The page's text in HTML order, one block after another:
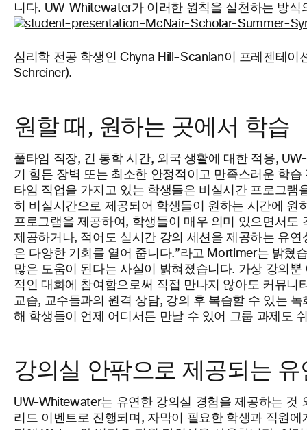
니다. UW-Whitewater가 이러한 원칙을 실천하는 방
심리학 전공 학생인 Chyna Hill-Scanlan이 프레젠테
Schreiner).
원할 때, 원하는 곳에서 학습
풀타임 직장, 긴 통학 시간, 외국 생활에 대한 적응,
기 힘든 장벽 또는 최소한 안정적이고 만족스러운 학
타임 직업을 가지고 있는 학생들은 비실시간 프로그
히 비실시간으로 제공되어 학생들이 원하는 시간에
프로그램을 제공하여, 학생들이 매우 의미 있으면서
제공하거나, 적어도 실시간 강의 세션을 제공하는 유
은 다양한 기회를 열어 줍니다.”라고 Mortimer는 밝혔
많은 도움이 된다는 사실이 밝혀졌습니다. 가상 강의
적인 대화에 참여함으로써 직접 만나지 않아도 커뮤
교습, 교수들과의 원격 상담, 강의 후 복습할 수 있는
해 학생들이 언제 어디서든 만날 수 있어 그룹 과제도
강의실 안팎으로 제공되는 유
UW-Whitewater는 유연한 강의실 경험을 제공하는
리드 이벤트로 진행되며, 자막이 필요한 학생과 직원